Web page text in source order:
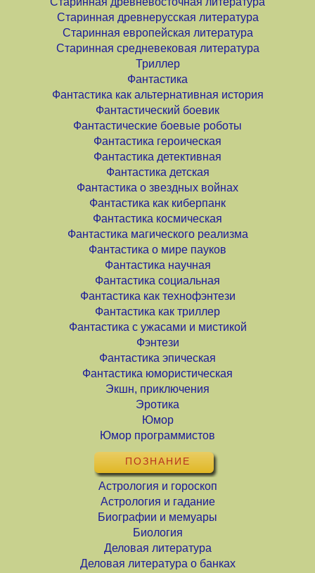
Старинная древнерусская литература
Старинная европейская литература
Старинная средневековая литература
Триллер
Фантастика
Фантастика как альтернативная история
Фантастический боевик
Фантастические боевые роботы
Фантастика героическая
Фантастика детективная
Фантастика детская
Фантастика о звездных войнах
Фантастика как киберпанк
Фантастика космическая
Фантастика магического реализма
Фантастика о мире пауков
Фантастика научная
Фантастика социальная
Фантастика как технофэнтези
Фантастика как триллер
Фантастика с ужасами и мистикой
Фэнтези
Фантастика эпическая
Фантастика юмористическая
Экшн, приключения
Эротика
Юмор
Юмор программистов
ПОЗНАНИЕ
Астрология и гороскоп
Астрология и гадание
Биографии и мемуары
Биология
Деловая литература
Деловая литература о банках